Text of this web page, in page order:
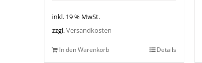
inkl. 19 % MwSt.
zzgl.Versandkosten
In den Warenkorb Details